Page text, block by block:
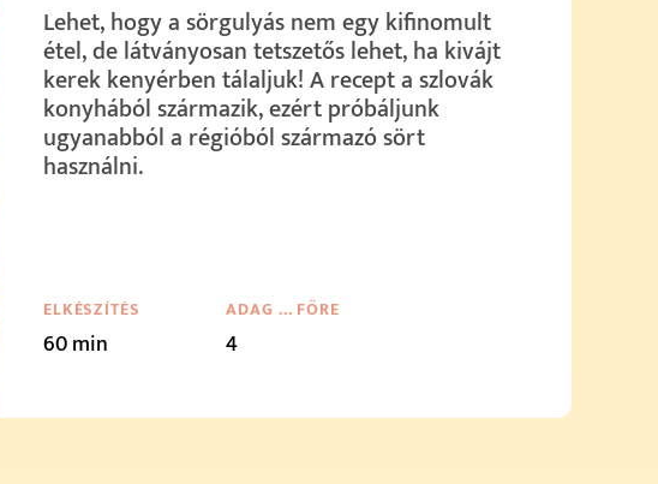
Lehet, hogy a sörgulyás nem egy kifinomult
étel, de látványosan tetszetős lehet, ha kivájt
kerek kenyérben tálaljuk! A recept a szlovák
konyhából származik, ezért próbáljunk
ugyanabból a régióból származó sört
használni.
ELKÉSZÍTÉS
60 min
ADAG … FŐRE
4